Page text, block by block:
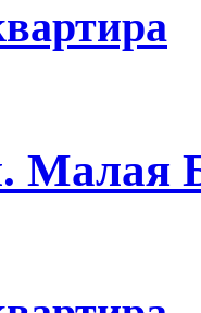
Малая